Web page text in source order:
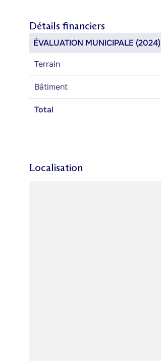
Détails financiers
ÉVALUATION MUNICIPALE (2024)
Terrain
Bâtiment
Total
Localisation